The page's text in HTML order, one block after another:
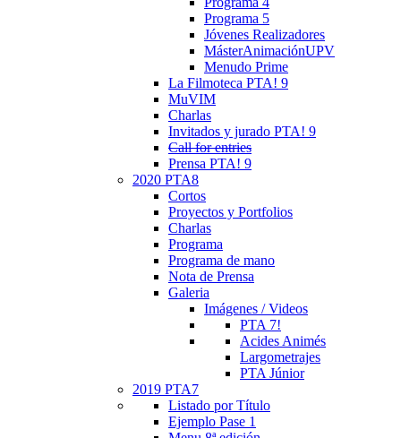
Programa 5
Jóvenes Realizadores
MásterAnimaciónUPV
Menudo Prime
La Filmoteca PTA! 9
MuVIM
Charlas
Invitados y jurado PTA! 9
Call for entries
Prensa PTA! 9
2020 PTA8
Cortos
Proyectos y Portfolios
Charlas
Programa
Programa de mano
Nota de Prensa
Galeria
Imágenes / Videos
PTA 7!
Acides Animés
Largometrajes
PTA Júnior
2019 PTA7
Listado por Título
Ejemplo Pase 1